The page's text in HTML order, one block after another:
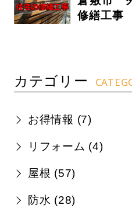
修繕工事
カテゴリー
お得情報 (7)
リフォーム (4)
屋根 (57)
防水 (28)